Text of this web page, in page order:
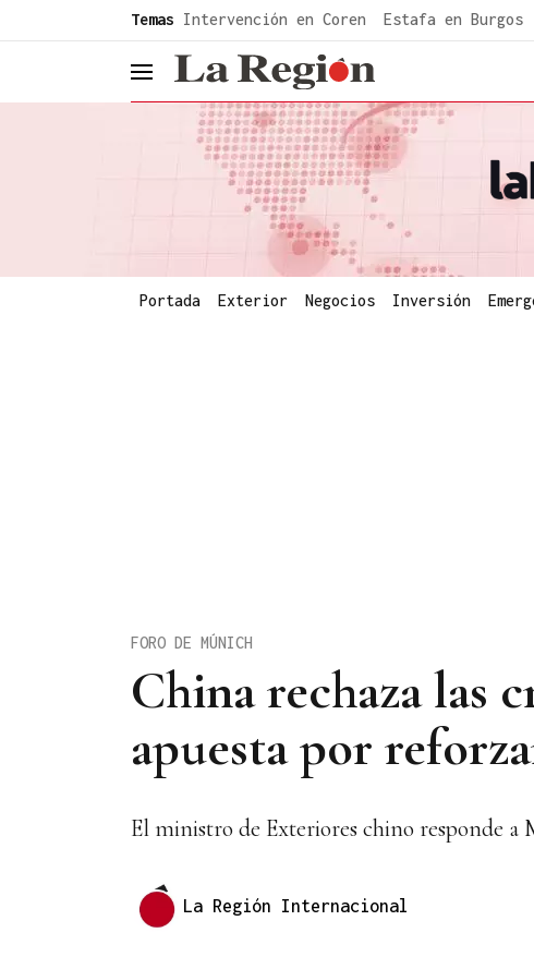
Temas Intervención en Coren Estafa en Burgos
header.menu.open
Portada Exterior Negocios Inversión
China rechaza las
apuesta por
FORO DE MÚNICH
El ministro de Exteriores chino responde a
La Región Internacional